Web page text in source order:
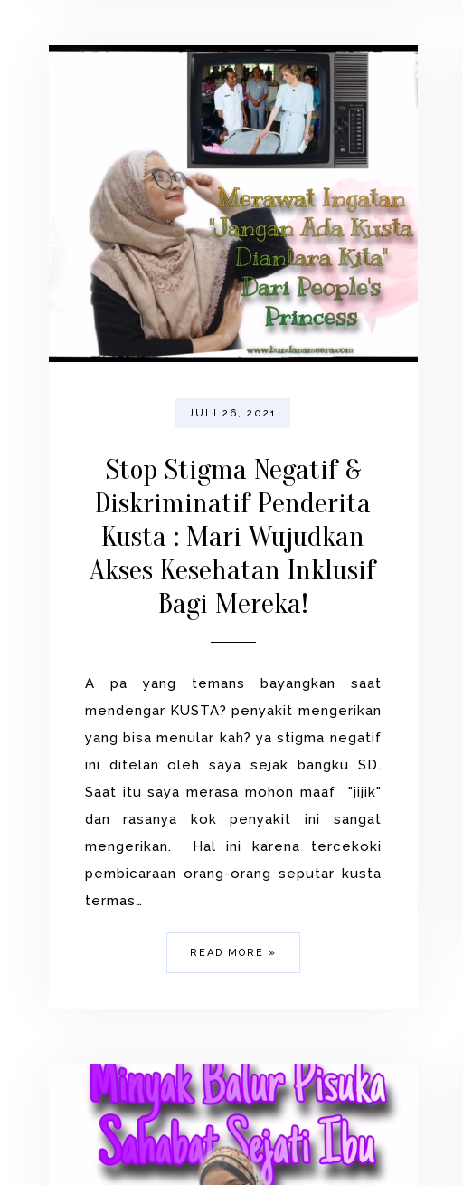
JULI 26, 2021
Stop Stigma Negatif &
Diskriminatif Penderita
Kusta : Mari Wujudkan
Akses Kesehatan Inklusif
Bagi Mereka!
A pa yang temans bayangkan saat
mendengar KUSTA? penyakit mengerikan
yang bisa menular kah? ya stigma negatif
ini ditelan oleh saya sejak bangku SD.
Saat itu saya merasa mohon maaf "jijik"
dan rasanya kok penyakit ini sangat
mengerikan. Hal ini karena tercekoki
pembicaraan orang-orang seputar kusta
termas…
READ MORE »